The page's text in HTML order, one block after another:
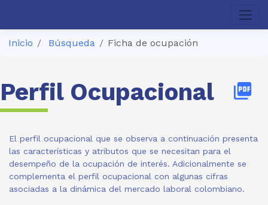
Inicio Búsqueda Ficha de ocupación
Perfil Ocupacional picture_as_pdf
El perfil ocupacional que se observa a continuación presenta
las características y atributos que se necesitan para el
desempeño de la ocupación de interés. Adicionalmente se
complementa el perfil ocupacional con algunas cifras
asociadas a la dinámica del mercado laboral colombiano.